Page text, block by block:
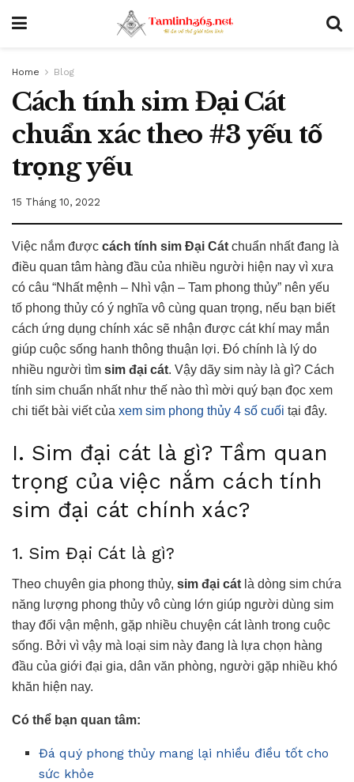
Home Blog
Cách tính sim Đại Cát
chuẩn xác theo #3 yếu tố
trọng yếu
15 Tháng 10, 2022
Việc nắm được cách tính sim Đại Cát chuẩn nhất đang là
điều quan tâm hàng đầu của nhiều người hiện nay vì xưa
có câu “Nhất mệnh – Nhì vận – Tam phong thủy” nên yếu
tố phong thủy có ý nghĩa vô cùng quan trọng, nếu bạn biết
cách ứng dụng chính xác sẽ nhận được cát khí may mắn
giúp cuộc sống hanh thông thuận lợi. Đó chính là lý do
nhiều người tìm sim đại cát. Vậy dãy sim này là gì? Cách
tính sim chuẩn nhất như thế nào thì mời quý bạn đọc xem
chi tiết bài viết của xem sim phong thủy 4 số cuối tại đây.
I. Sim đại cát là gì? Tầm quan
trọng của việc nắm cách tính
sim đại cát chính xác?
1. Sim Đại Cát là gì?
Theo chuyên gia phong thủy, sim đại cát là dòng sim chứa
năng lượng phong thủy vô cùng lớn giúp người dùng sim
thay đổi vận mệnh, gặp nhiều chuyện cát lành trong cuộc
sống. Bởi vì vậy mà loại sim này đang là lựa chọn hàng
đầu của giới đại gia, dân văn phòng, người gặp nhiều khó
khăn hiện nay.
Có thể bạn quan tâm:
Đá quý phong thủy mang lại nhiều điều tốt cho
sức khỏe